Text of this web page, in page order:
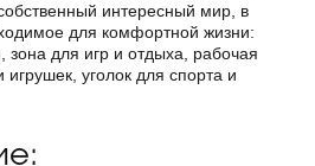
интересный мир, в
для комфортной жизни:
зона для игр и отдыха, рабочая
уголок для спорта и